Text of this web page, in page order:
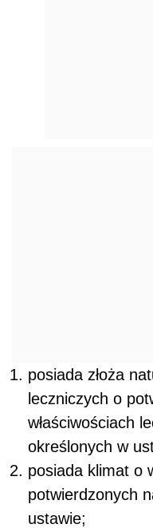
posiada złoża
leczniczych o
właściwościach
określonych w
posiada klimat o
potwierdzonych
ustawie;